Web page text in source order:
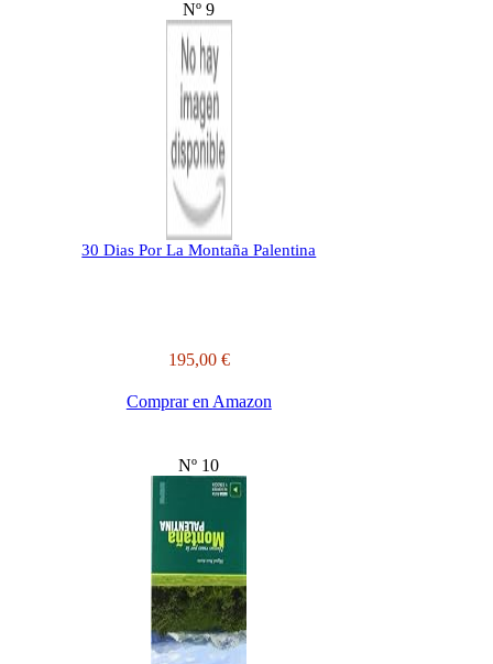
Nº 9
30 Dias Por La Montaña Palentina
195,00 €
Comprar en Amazon
Nº 10